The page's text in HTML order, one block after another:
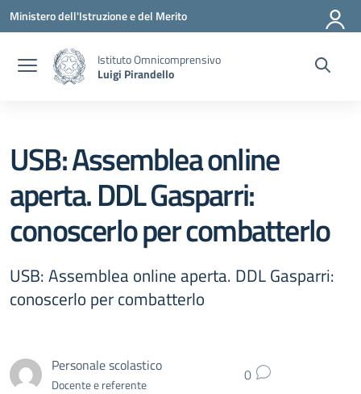
Vai ai contenuti
Vai al menu di navigazione
Vai al footer
Ministero dell'Istruzione e del Merito
Istituto Omnicomprensivo
Luigi Pirandello
USB: Assemblea online
aperta. DDL Gasparri:
conoscerlo per combatterlo
USB: Assemblea online aperta. DDL Gasparri:
conoscerlo per combatterlo
Personale scolastico
Docente e referente 0